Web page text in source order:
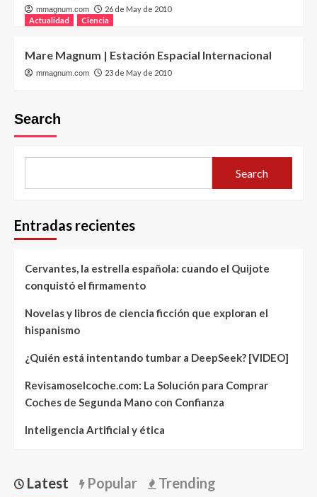
mmagnum.com
26 de May de 2010
Actualidad
Ciencia
Mare Magnum | Estación Espacial Internacional
mmagnum.com 23 de May de 2010
Search
Search
Entradas recientes
Cervantes, la estrella española: cuando el Quijote
conquistó el firmamento
Novelas y libros de ciencia ficción que exploran el
hispanismo
¿Quién está intentando tumbar a DeepSeek? [VIDEO]
Revisamoselcoche.com: La Solución para Comprar
Coches de Segunda Mano con Confianza
Inteligencia Artificial y ética
Latest Popular Trending